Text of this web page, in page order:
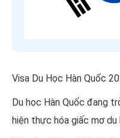
Visa Du Học Hàn Quốc
Du học Hàn Quốc đang
hiện thực hóa giấc mơ du